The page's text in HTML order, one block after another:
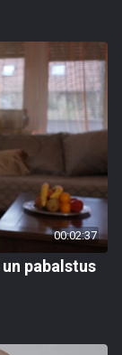
00:02:37
pabalstus